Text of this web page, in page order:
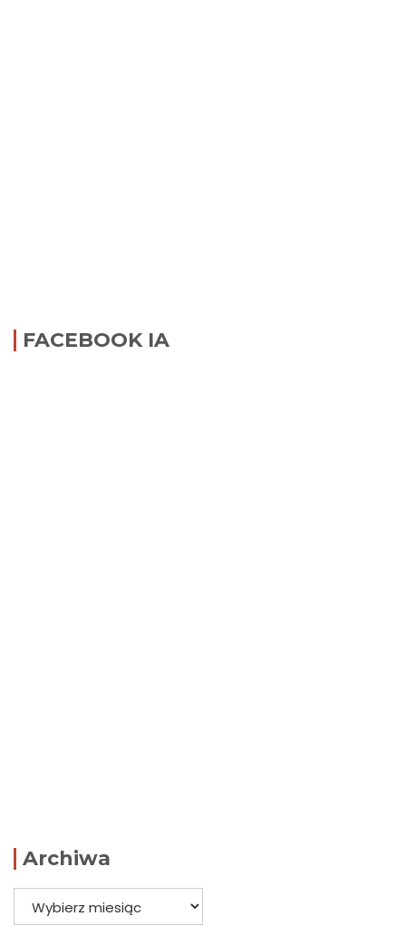
FACEBOOK IA
Archiwa
Archiwa